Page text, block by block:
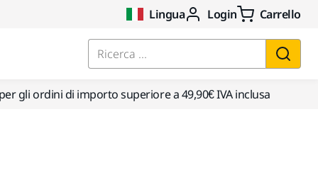
Lingua Login Carrello
Ricerca ...
gli ordini di importo superiore a 49,90€ IVA inclusa